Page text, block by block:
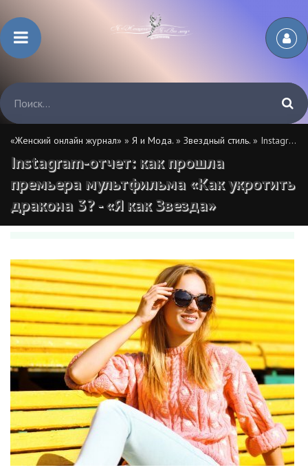
«Женский онлайн журнал» » Я и Мода. » Звездный стиль. » Instagram-отчет: как прошла премьера мультфильма «Как укротить дракона 3? - «Я как Звезда»
Instagram-отчет: как прошла
премьера мультфильма «Как укротить
дракона 3? - «Я как Звезда»